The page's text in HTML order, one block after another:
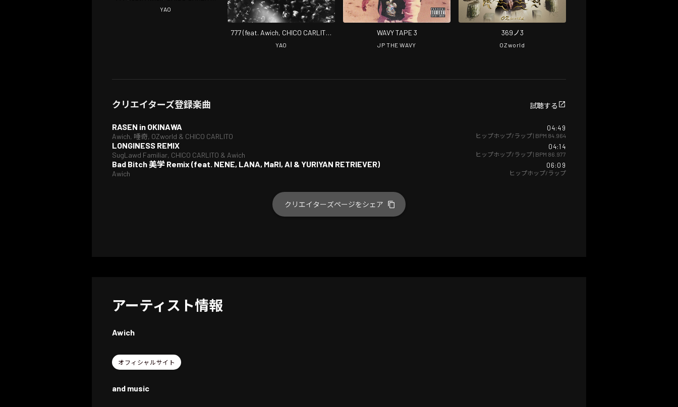
ONE OK ROCK & Paledusk)
YAO
777 (feat. Awich, CHICO CARLITO,
ONE OK ROCK & Paledusk)
YAO
WAVY TAPE 3
JP THE WAVY
369ノ3
OZworld
クリエイターズ登録楽曲 試聴する
RASEN in OKINAWA
Awich, 唾奇, OZworld & CHICO CARLITO
04:49
ヒップホップ/ラップ| BPM 84.964
LONGINESS REMIX
SugLawd Familiar, CHICO CARLITO & Awich
04:14
ヒップホップ/ラップ| BPM 86.977
Bad Bitch 美学 Remix (feat. NENE, LANA, MaRI, AI & YURIYAN RETRIEVER)
Awich
06:09
ヒップホップ/ラップ
クリエイターズページをシェア
アーティスト情報
Awich
オフィシャルサイト
and music